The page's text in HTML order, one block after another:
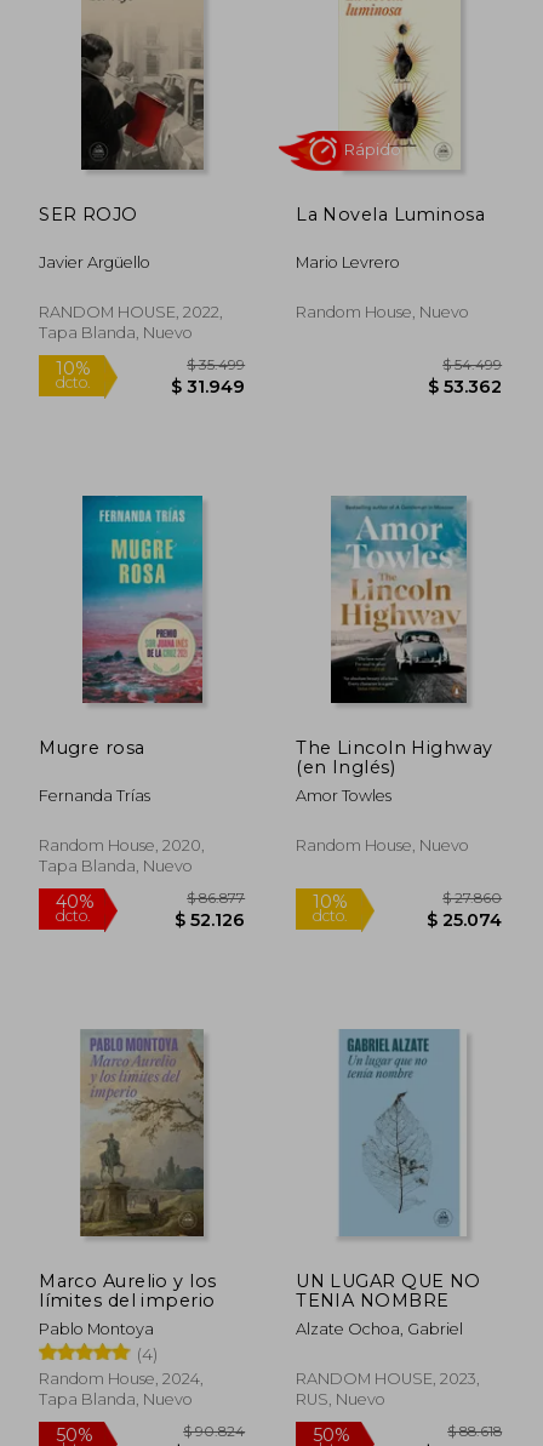
40% 50%
dcto.
10%
dcto. $ 45.449
Rápido
dcto.
SER ROJO
Javier Argüello
RANDOM HOUSE, 2022,
Tapa Blanda, Nuevo
La Novela Luminosa
Mario Levrero
Random House, Nuevo
Mugre rosa
Fernanda Trías
Random House, 2020,
Tapa Blanda, Nuevo
The Lincoln Highway
(en Inglés)
Amor Towles
Random House, Nuevo
Marco Aurelio y los
límites del imperio
Pablo Montoya
(4)
Random House, 2024,
Tapa Blanda, Nuevo
UN LUGAR QUE NO
TENIA NOMBRE
Alzate Ochoa, Gabriel
RANDOM HOUSE, 2023,
RUS, Nuevo